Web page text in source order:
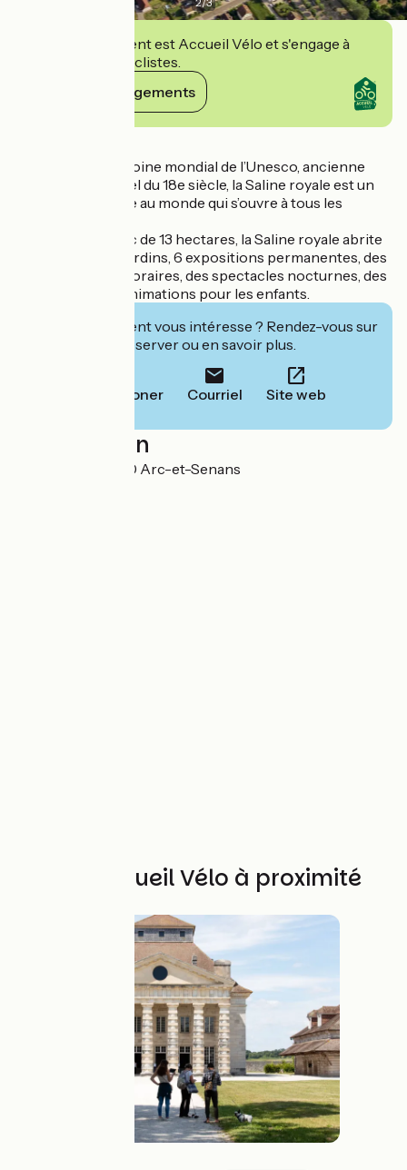
Cet établissement est Accueil Vélo et s'engage à
accueillir des cyclistes.
Voir ses engagements
Inscrite au patrimoine mondial de l’Unesco, ancienne
manufacture de sel du 18e siècle, la Saline royale est un
monument unique au monde qui s’ouvre à tous les
Au cœur d’un parc de 13 hectares, la Saline royale abrite
11 bâtiments, 30 jardins, 6 expositions permanentes, des
expositions temporaires, des spectacles nocturnes, des
concerts et des animations pour les enfants.
Cet établissement vous intéresse ? Rendez-vous sur
leur site pour réserver ou en savoir plus.
Téléphoner Courriel Site web
Localisation
Grande Rue 25610 Arc-et-Senans
Autres Accueil Vélo à proximité